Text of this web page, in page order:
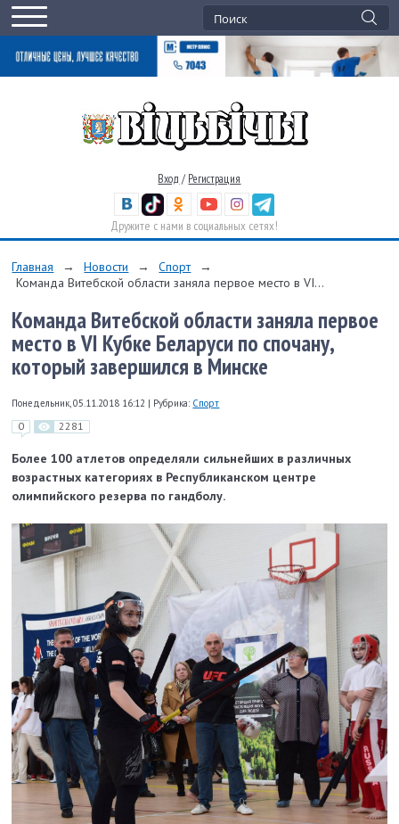
Вход / Регистрация
Дружите с нами в социальных сетях!
Главная → Новости → Спорт
→
Команда Витебской области заняла первое место в VI...
Команда Витебской области заняла первое
место в VI Кубке Беларуси по спочану,
который завершился в Минске
Понедельник, 05.11.2018 16:12 | Рубрика: Спорт
0 2281
Более 100 атлетов определяли сильнейших в различных
возрастных категориях в Республиканском центре
олимпийского резерва по гандболу.